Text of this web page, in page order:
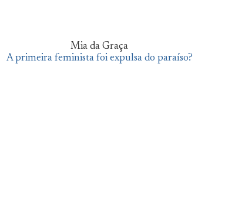
Mia da Graça
A primeira feminista foi expulsa do paraíso?